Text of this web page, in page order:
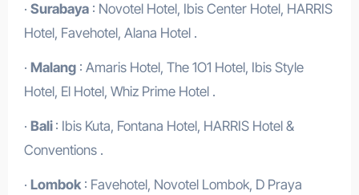
· Surabaya: Novotel Hotel, Ibis Center Hotel, HARRIS
Hotel, Favehotel, Alana Hotel .
· Malang: Amaris Hotel, The 1O1 Hotel, Ibis Style
Hotel, El Hotel, Whiz Prime Hotel .
· Bali : Ibis Kuta, Fontana Hotel, HARRIS Hotel &
Conventions .
· Lombok: Favehotel, Novotel Lombok, D Praya